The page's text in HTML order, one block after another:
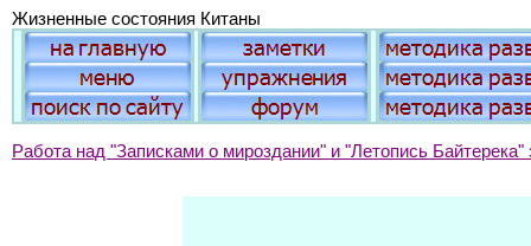
Жизненные состояния Китаны
Работа над "Записками о мироздании" и "Летопись